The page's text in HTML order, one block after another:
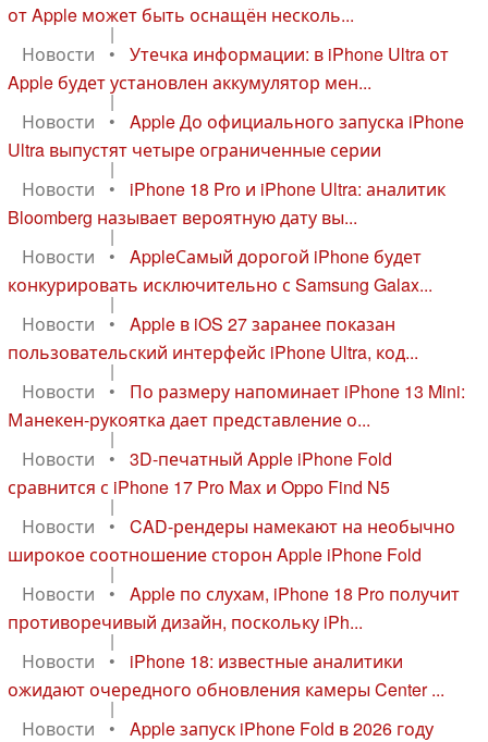
от Apple может быть оснащён несколь...
|
Новости
•
Утечка информации: в iPhone Ultra от
Apple будет установлен аккумулятор мен...
|
Новости
•
Apple До официального запуска iPhone
Ultra выпустят четыре ограниченные серии
|
Новости
•
iPhone 18 Pro и iPhone Ultra: аналитик
Bloomberg называет вероятную дату вы...
|
Новости
•
AppleСамый дорогой iPhone будет
конкурировать исключительно с Samsung Galax...
|
Новости
•
Apple в iOS 27 заранее показан
пользовательский интерфейс iPhone Ultra, код...
|
Новости
•
По размеру напоминает iPhone 13 Mini:
Манекен-рукоятка дает представление о...
|
Новости
•
3D-печатный Apple iPhone Fold
сравнится с iPhone 17 Pro Max и Oppo Find N5
|
Новости
•
CAD-рендеры намекают на необычно
широкое соотношение сторон Apple iPhone Fold
|
Новости
•
Apple по слухам, iPhone 18 Pro получит
противоречивый дизайн, поскольку iPh...
|
Новости
•
iPhone 18: известные аналитики
ожидают очередного обновления камеры Center ...
|
Новости
•
Apple запуск iPhone Fold в 2026 году